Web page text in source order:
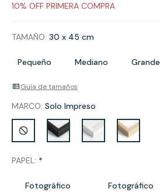
10% OFF PRIMERA COMPRA
TAMAÑO: 30 x 45 cm
Pequeño Mediano Grande
Guía de tamaños
MARCO: Solo Impreso
PAPEL: *
Fotográfico
Fotográfico